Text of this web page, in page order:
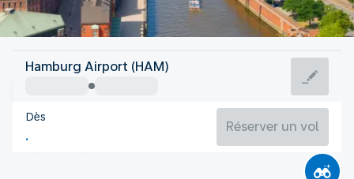
Allemagne
Hambourg
Allemagne
Hamburg Airport (HAM)
Dès
Réserver un vol